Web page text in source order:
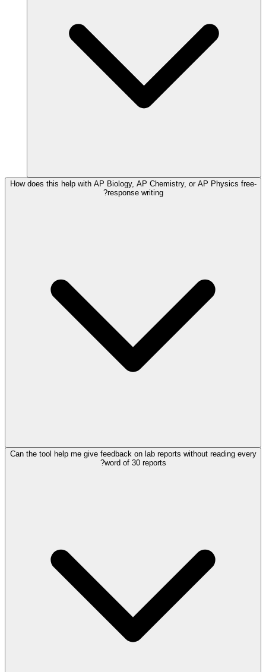
How does this help with AP Biology, AP Chemistry, or AP Physics free-
response writing?
Can the tool help me give feedback on lab reports without reading every
word of 30 reports?